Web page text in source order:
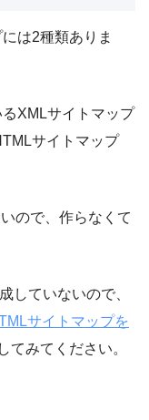
は2種類ありま
XMLサイトマップ
サイトマップ
ので、作らなくて
していないので、
サイトマップを
てみてください。